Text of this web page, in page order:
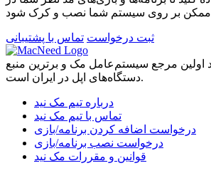
ثبت درخواست تماس با پشتیبانی
مرجع سیستم‌عامل مک و برترین منبع
دستگاه‌های اپل در ایران است.
درباره تیم مک نید
تماس با تیم مک نید
درخواست اضافه کردن برنامه/بازی
درخواست نصب برنامه/بازی
قوانین و مقررات مک نید